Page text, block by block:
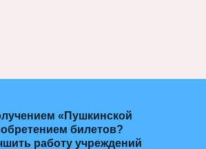
«Пушкинской
билетов?
работу учреждений